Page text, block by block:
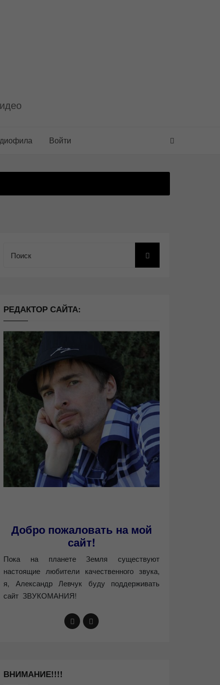
Войти
РЕДАКТОР САЙТА:
Добро пожаловать на мой
сайт!
Пока на планете Земля существуют
настоящие любители качественного звука,
я, Александр Левчук буду поддерживать
сайт ЗВУКОМАНИЯ!
ВНИМАНИЕ!!!!